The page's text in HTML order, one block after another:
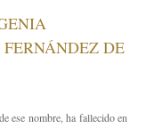
DE
ese nombre, ha fallecido en